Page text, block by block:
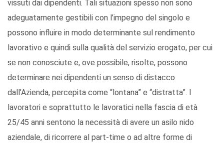
vissuti dai dipendenti. Tali situazioni spesso non sono
adeguatamente gestibili con l’impegno del singolo e
possono influire in modo determinante sul rendimento
lavorativo e quindi sulla qualità del servizio erogato, per cui
se non conosciute e, ove possibile, risolte, possono
determinare nei dipendenti un senso di distacco
dall’Azienda, percepita come “lontana” e “distratta”. I
lavoratori e soprattutto le lavoratici nella fascia di età
25/45 anni sentono la necessità di avere un asilo nido
aziendale, di ricorrere al part-time o ad altre forme di